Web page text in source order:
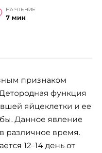
НА ЧТЕНИЕ
7 мин
признаком
функция
яйцеклетки и ее
Данное явление
различное время.
12–14 день от